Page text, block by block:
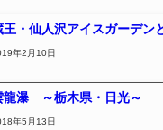
王・仙人沢アイスガーデン
年2月10日
龍瀑 ～栃木県・日光～
年5月13日